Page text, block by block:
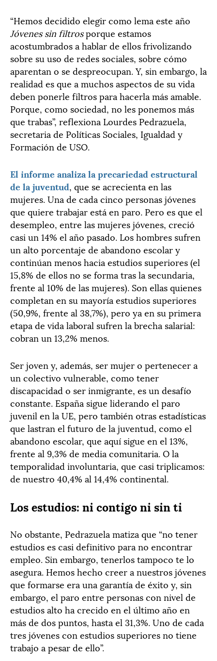
“Hemos decidido elegir como lema este año
Jóvenes sin filtrosporque estamos
acostumbrados a hablar de ellos frivolizando
sobre su uso de redes sociales, sobre cómo
aparentan o se despreocupan. Y, sin embargo, la
realidad es que a muchos aspectos de su vida
deben ponerle filtros para hacerla más amable.
Porque, como sociedad, no les ponemos más
que trabas”, reflexiona Lourdes Pedrazuela,
secretaria de Políticas Sociales, Igualdad y
Formación de USO.
El informe analiza la precariedad estructural
de la juventud, que se acrecienta en las
mujeres. Una de cada cinco personas jóvenes
que quiere trabajar está en paro. Pero es que el
desempleo, entre las mujeres jóvenes, creció
casi un 14% el año pasado. Los hombres sufren
un alto porcentaje de abandono escolar y
continúan menos hacia estudios superiores (el
15,8% de ellos no se forma tras la secundaria,
frente al 10% de las mujeres). Son ellas quienes
completan en su mayoría estudios superiores
(50,9%, frente al 38,7%), pero ya en su primera
etapa de vida laboral sufren la brecha salarial:
cobran un 13,2% menos.
Ser joven y, además, ser mujer o pertenecer a
un colectivo vulnerable, como tener
discapacidad o ser inmigrante, es un desafío
constante. España sigue liderando el paro
juvenil en la UE, pero también otras estadísticas
que lastran el futuro de la juventud, como el
abandono escolar, que aquí sigue en el 13%,
frente al 9,3% de media comunitaria. O la
temporalidad involuntaria, que casi triplicamos:
de nuestro 40,4% al 14,4% continental.
Los estudios: ni contigo ni sin ti
No obstante, Pedrazuela matiza que “no tener
estudios es casi definitivo para no encontrar
empleo. Sin embargo, tenerlos tampoco te lo
asegura. Hemos hecho creer a nuestros jóvenes
que formarse era una garantía de éxito y, sin
embargo, el paro entre personas con nivel de
estudios alto ha crecido en el último año en
más de dos puntos, hasta el 31,3%. Uno de cada
tres jóvenes con estudios superiores no tiene
trabajo a pesar de ello”.